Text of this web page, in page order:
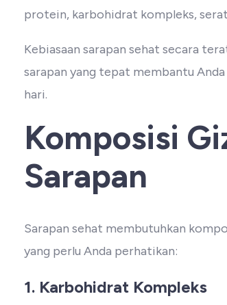
protein, karbohidrat kompleks,
Kebiasaan sarapan sehat secara
sarapan yang tepat membantu
hari.
Komposisi
Sarapan
Sarapan sehat membutuhkan
yang perlu Anda perhatikan:
1. Karbohidrat Kompleks